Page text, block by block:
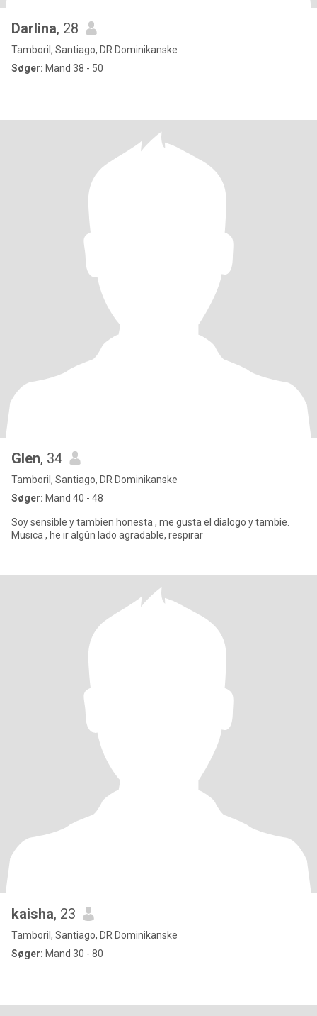
Darlina, 28
Tamboril, Santiago, DR Dominikanske
Søger: Mand 38 - 50
Glen, 34
Tamboril, Santiago, DR Dominikanske
Søger: Mand 40 - 48
Soy sensible y tambien honesta , me gusta el dialogo y tambie.
Musica , he ir algún lado agradable, respirar
kaisha, 23
Tamboril, Santiago, DR Dominikanske
Søger: Mand 30 - 80